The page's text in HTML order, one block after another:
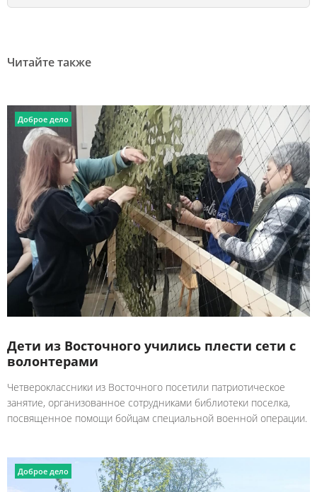
Читайте также
Доброе дело
Дети из Восточного учились плести сети с
волонтерами
Четвероклассники из Восточного посетили патриотическое
занятие, организованное сотрудниками библиотеки поселка,
посвященное помощи бойцам специальной военной операции.
Доброе дело